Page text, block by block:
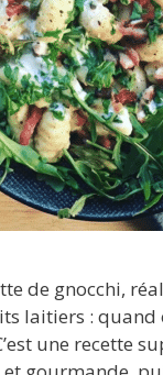
de gnocchi,
laitiers : quand
une recette